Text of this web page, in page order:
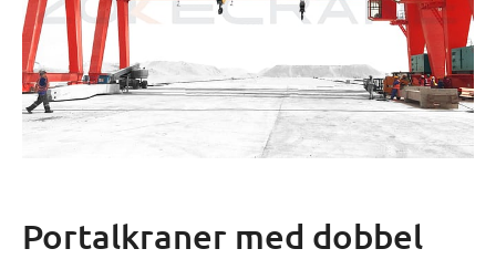
Portalkraner med dobbel